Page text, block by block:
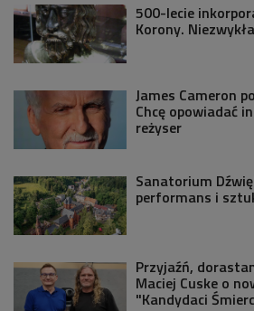
500-lecie
Korony.
James Cameron
Chcę opowiadać
reżyser
Sanatorium
performans i
Przyjaźń,
Maciej Cuske o
"Kandydaci